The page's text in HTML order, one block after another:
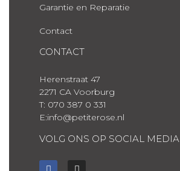
Garantie en Reparatie
Contact
CONTACT
Herenstraat 47
2271 CA Voorburg
T: 070 387 0 331
E:info@petiterose.nl
VOLG ONS OP SOCIAL MEDIA